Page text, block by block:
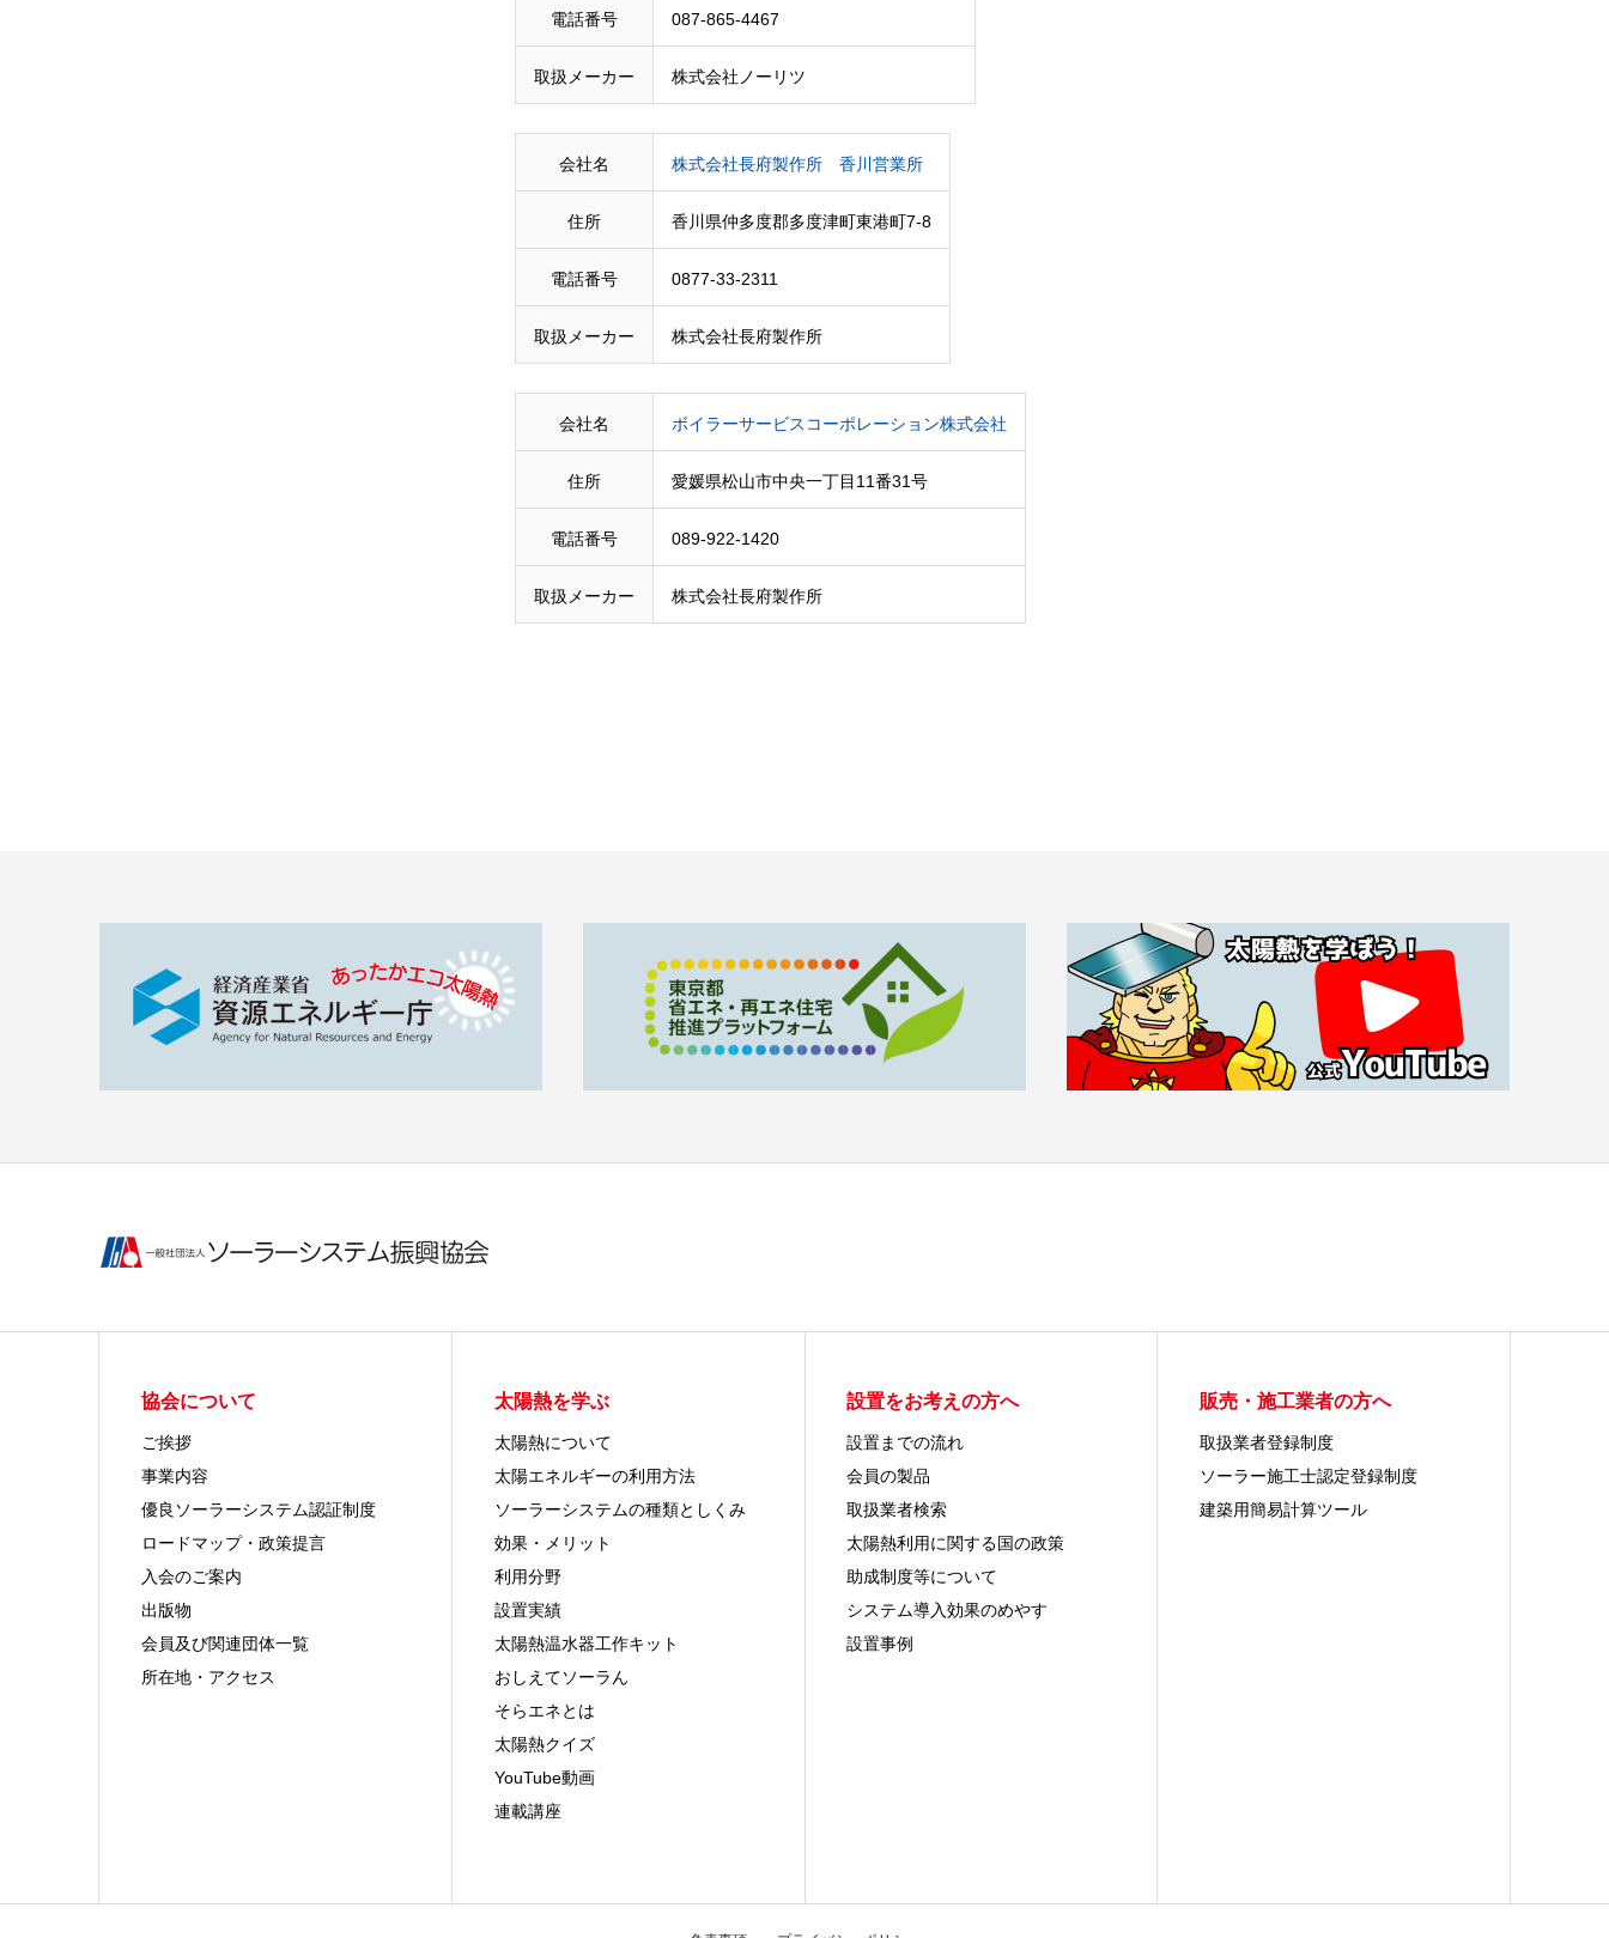
電話番号 087-865-4467
取扱メーカー 株式会社ノーリツ
会社名 株式会社長府製作所 香川営業所
住所 香川県仲多度郡多度津町東港町7-8
電話番号 0877-33-2311
取扱メーカー 株式会社長府製作所
会社名 ボイラーサービスコーポレーション株式会社
住所 愛媛県松山市中央一丁目11番31号
電話番号 089-922-1420
取扱メーカー 株式会社長府製作所
協会について
ご挨拶
事業内容
優良ソーラーシステム認証制度
ロードマップ・政策提言
入会のご案内
出版物
会員及び関連団体一覧
所在地・アクセス
太陽熱を学ぶ
太陽熱について
太陽エネルギーの利用方法
ソーラーシステムの種類としくみ
効果・メリット
利用分野
設置実績
太陽熱温水器工作キット
おしえてソーラん
そらエネとは
太陽熱クイズ
YouTube動画
連載講座
設置をお考えの方へ
設置までの流れ
会員の製品
取扱業者検索
太陽熱利用に関する国の政策
助成制度等について
システム導入効果のめやす
設置事例
販売・施工業者の方へ
取扱業者登録制度
ソーラー施工士認定登録制度
建築用簡易計算ツール